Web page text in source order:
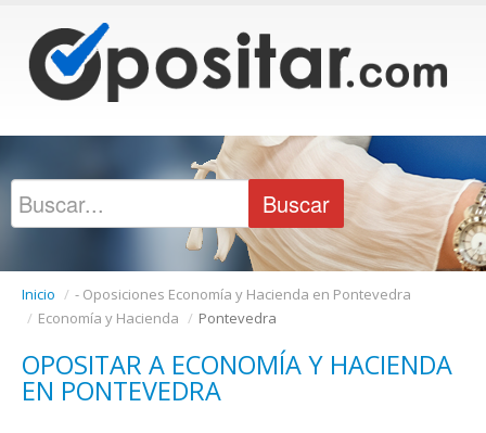
Inicio / - Oposiciones Economía y Hacienda en Pontevedra
/ Economía y Hacienda / Pontevedra
OPOSITAR A ECONOMÍA Y HACIENDA
EN PONTEVEDRA